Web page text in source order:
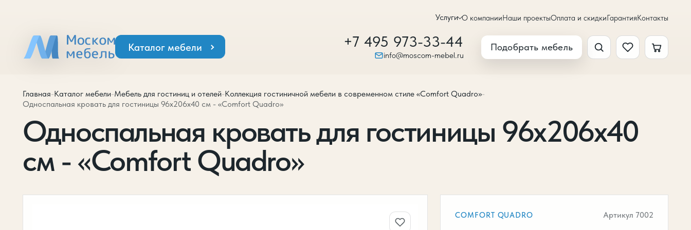
Услуги О компанииНаши проектыОплата и скидкиГарантияКонтакты
Каталог мебели +7 495 973-33-44
info@moscom-mebel.ru
Подобрать мебель
Главная-Каталог мебели-Мебель для гостиниц и отелей-Коллекция гостиничной мебели в современном стиле «Comfort Quadro»-
Односпальная кровать для гостиницы 96х206х40 см - «Comfort Quadro»
Односпальная кровать для гостиницы 96х206х40
см - «Comfort Quadro»
COMFORT QUADRO Артикул 7002